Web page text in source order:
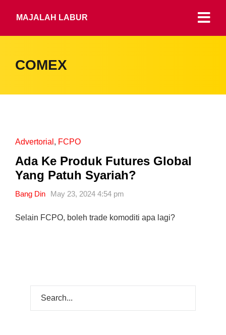
MAJALAH LABUR
COMEX
Advertorial , FCPO
Ada Ke Produk Futures Global
Yang Patuh Syariah?
Bang Din May 23, 2024 4:54 pm
Selain FCPO, boleh trade komoditi apa lagi?